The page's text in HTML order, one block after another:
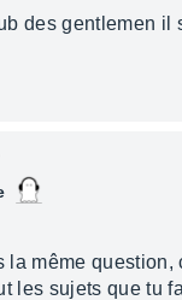
des gentlemen il
la même question,
les sujets que tu